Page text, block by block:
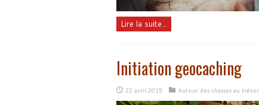
Lire la suite...
Initiation geocaching
22 avril 2015 Autour des chasses au trésor